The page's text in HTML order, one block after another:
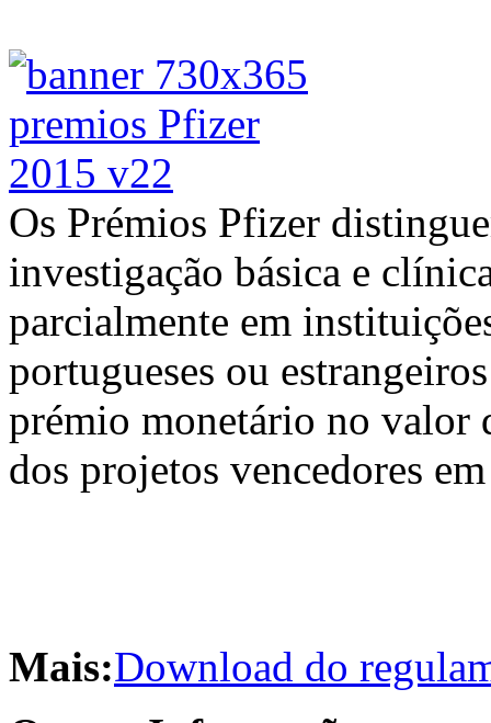
Os Prémios Pfizer
investigação básica e
parcialmente em
portugueses ou
prémio monetário no valor
dos projetos vencedores
Mais:Download do